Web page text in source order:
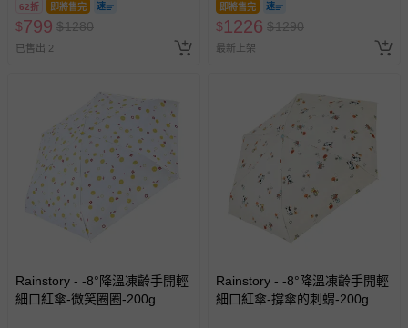
非以有形媒介提供之數位內容或一經提供即為完成之線
上服務，經消費者事先同意始提供（例如線上課程、遊
戲或活動點數等）。
-個人衛生用品（例如尿布、貼身衣物、泳裝、襪子、地
墊、寢具類等）。
-新生兒親膚衣物（嬰幼兒包巾與背巾、包屁衣、學習
褲、紗布衣等）。
-接觸性孕哺產品（奶嘴、奶瓶、擠乳器、哺乳衣、托腹
帶束縛衣、餐搖椅等）。
-其他原廠盒裝商品封口處已貼上「不可拆封」，或具警
62折 即將售完
$799 $1280
已售出 2
即將售完
$1226 $1290
最新上架
Rainstory - -8°降溫凍齡手開輕
細口紅傘-微笑圈圈-200g
Rainstory - -8°降溫凍齡手開輕
細口紅傘-撐傘的刺蝟-200g